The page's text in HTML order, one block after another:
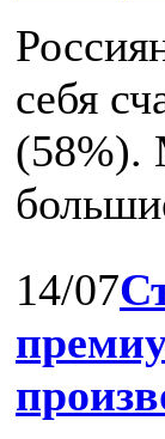
себя
(58%).
14/07